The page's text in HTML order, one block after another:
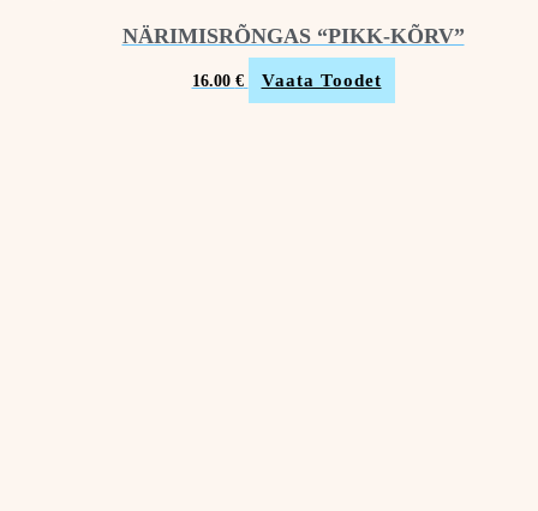
NÄRIMISRÕNGAS “PIKK-KÕRV”
16.00 € Vaata Toodet